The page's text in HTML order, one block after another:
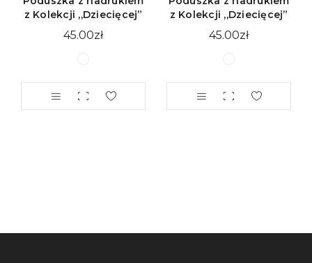
z Kolekcji ,,Dziecięcej”
45.00zł
z Kolekcji ,,Dziecięcej”
45.00zł